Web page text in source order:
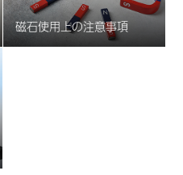
磁石使用上の注意事項